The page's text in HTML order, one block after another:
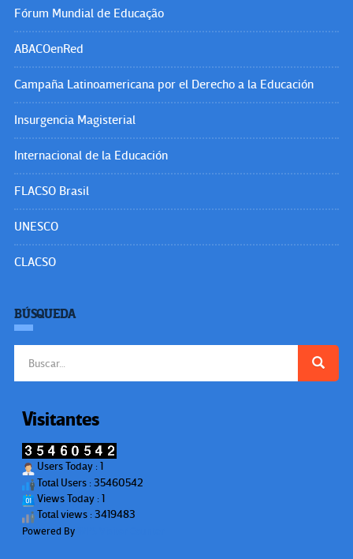
Fórum Mundial de Educação
ABACOenRed
Campaña Latinoamericana por el Derecho a la Educación
Insurgencia Magisterial
Internacional de la Educación
FLACSO Brasil
UNESCO
CLACSO
BÚSQUEDA
Visitantes
Users Today : 1
Total Users : 35460542
Views Today : 1
Total views : 3419483
Powered By